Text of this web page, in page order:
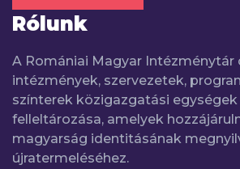
Rólunk
A Romániai Magyar Intézménytár
intézmények, szervezetek,
színterek közigazgatási
felleltározása, amelyek
magyarság identitásának
újratermeléséhez.